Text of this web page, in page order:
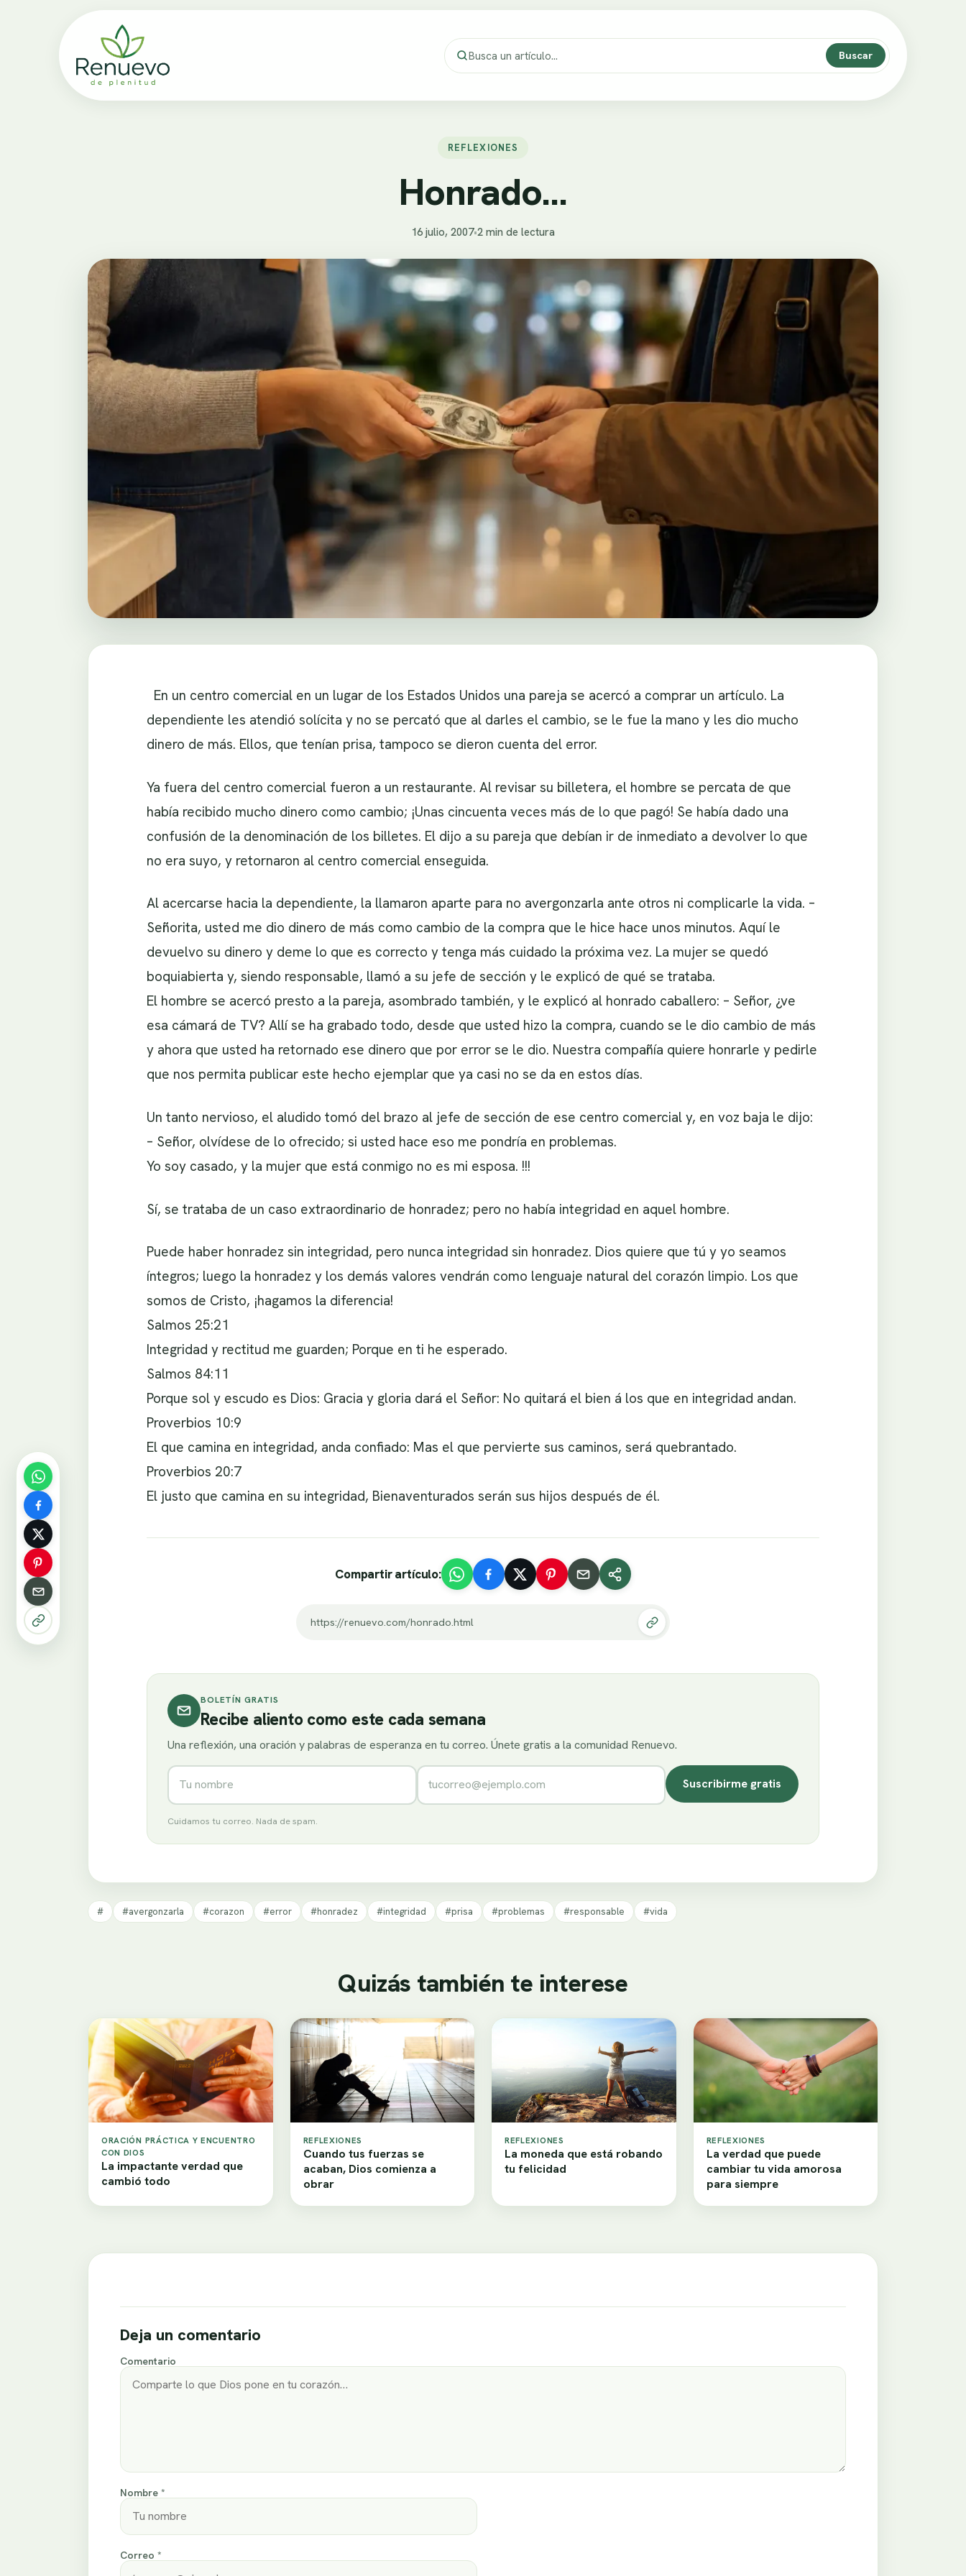
Buscar
REFLEXIONES
Honrado…
16 julio, 2007•2 min de lectura
En un centro comercial en un lugar de los Estados Unidos una pareja se acercó a comprar un artículo. La
dependiente les atendió solícita y no se percató que al darles el cambio, se le fue la mano y les dio mucho
dinero de más. Ellos, que tenían prisa, tampoco se dieron cuenta del error.
Ya fuera del centro comercial fueron a un restaurante. Al revisar su billetera, el hombre se percata de que
había recibido mucho dinero como cambio; ¡Unas cincuenta veces más de lo que pagó! Se había dado una
confusión de la denominación de los billetes. El dijo a su pareja que debían ir de inmediato a devolver lo que
no era suyo, y retornaron al centro comercial enseguida.
Al acercarse hacia la dependiente, la llamaron aparte para no avergonzarla ante otros ni complicarle la vida. –
Señorita, usted me dio dinero de más como cambio de la compra que le hice hace unos minutos. Aquí le
devuelvo su dinero y deme lo que es correcto y tenga más cuidado la próxima vez. La mujer se quedó
boquiabierta y, siendo responsable, llamó a su jefe de sección y le explicó de qué se trataba.
El hombre se acercó presto a la pareja, asombrado también, y le explicó al honrado caballero: – Señor, ¿ve
esa cámará de TV? Allí se ha grabado todo, desde que usted hizo la compra, cuando se le dio cambio de más
y ahora que usted ha retornado ese dinero que por error se le dio. Nuestra compañía quiere honrarle y pedirle
que nos permita publicar este hecho ejemplar que ya casi no se da en estos días.
Un tanto nervioso, el aludido tomó del brazo al jefe de sección de ese centro comercial y, en voz baja le dijo:
– Señor, olvídese de lo ofrecido; si usted hace eso me pondría en problemas.
Yo soy casado, y la mujer que está conmigo no es mi esposa. !!!
Sí, se trataba de un caso extraordinario de honradez; pero no había integridad en aquel hombre.
Puede haber honradez sin integridad, pero nunca integridad sin honradez. Dios quiere que tú y yo seamos
íntegros; luego la honradez y los demás valores vendrán como lenguaje natural del corazón limpio. Los que
somos de Cristo, ¡hagamos la diferencia!
Salmos 25:21
Integridad y rectitud me guarden; Porque en ti he esperado.
Salmos 84:11
Porque sol y escudo es Dios: Gracia y gloria dará el Señor: No quitará el bien á los que en integridad andan.
Proverbios 10:9
El que camina en integridad, anda confiado: Mas el que pervierte sus caminos, será quebrantado.
Proverbios 20:7
El justo que camina en su integridad, Bienaventurados serán sus hijos después de él.
Compartir artículo:
https://renuevo.com/honrado.html
BOLETÍN GRATIS
Recibe aliento como este cada semana
Una reflexión, una oración y palabras de esperanza en tu correo. Únete gratis a la comunidad Renuevo.
Nombre Correo electrónico
Suscribirme gratis
Cuidamos tu correo. Nada de spam.
# #avergonzarla #corazon #error #honradez #integridad #prisa #problemas #responsable #vida
Quizás también te interese
ORACIÓN PRÁCTICA Y ENCUENTRO
CON DIOS
La impactante verdad que
cambió todo
REFLEXIONES
Cuando tus fuerzas se
acaban, Dios comienza a
obrar
REFLEXIONES
La moneda que está robando
tu felicidad
REFLEXIONES
La verdad que puede
cambiar tu vida amorosa
para siempre
Deja un comentario
Comentario
Nombre *
Correo *